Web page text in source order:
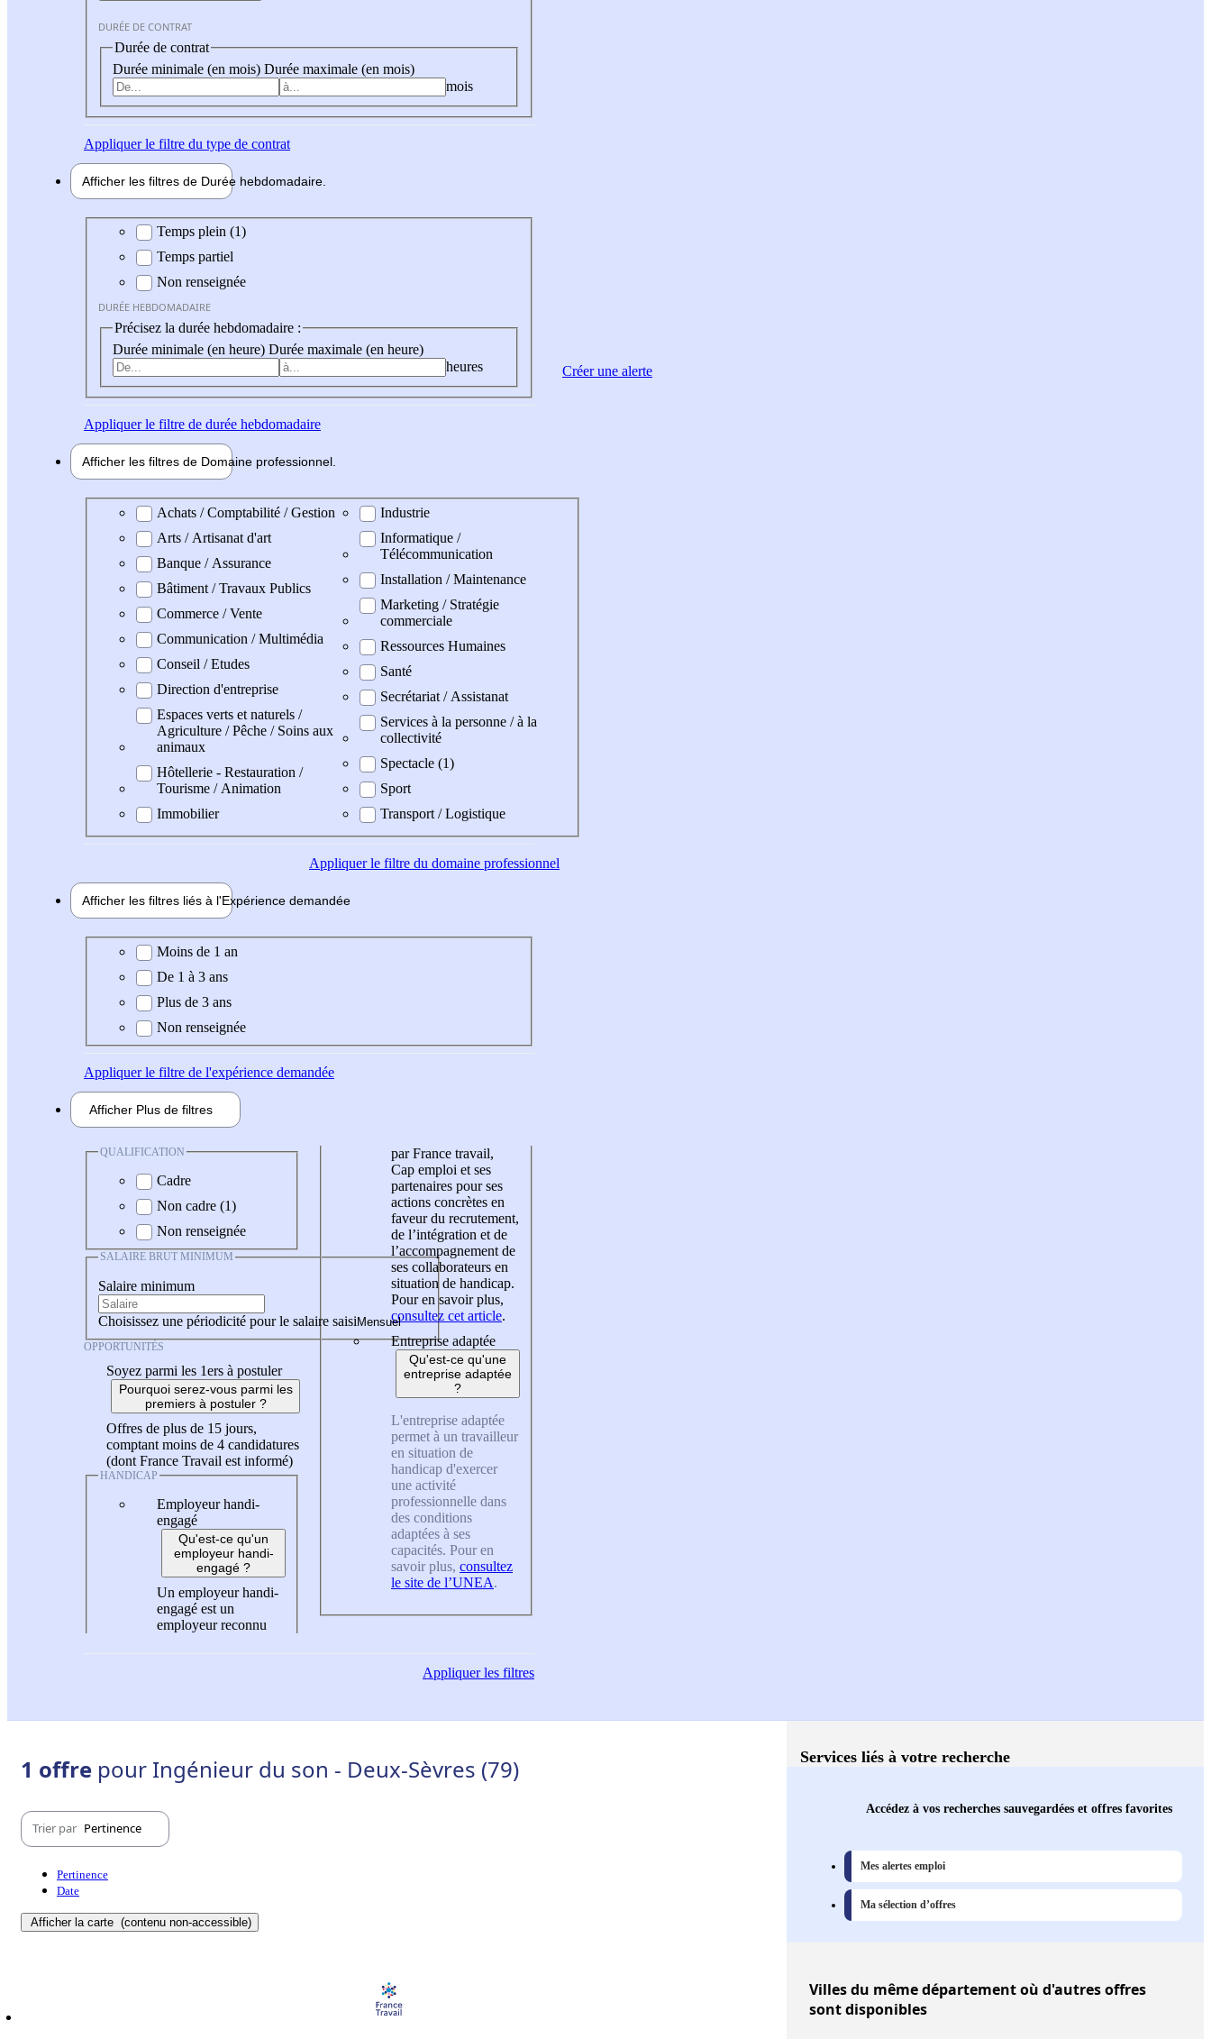
DURÉE DE CONTRAT
Durée de contrat
Durée minimale (en mois) Durée maximale (en mois)
mois
Appliquerle filtre du type de contrat
Afficher les filtres de Durée hebdomadaire
Durée hebdomadaire
Temps plein (1)
Temps partiel
Non renseignée
DURÉE HEBDOMADAIRE
Précisez la durée hebdomadaire :
Durée minimale (en heure) Durée maximale (en heure)
heures
Appliquerle filtre de durée hebdomadaire
Afficher les filtres de Domaine professionnel
Domaine professionel
Achats / Comptabilité / Gestion
Arts / Artisanat d'art
Banque / Assurance
Bâtiment / Travaux Publics
Commerce / Vente
Communication / Multimédia
Conseil / Etudes
Direction d'entreprise
Espaces verts et naturels /
Agriculture / Pêche / Soins aux
animaux
Hôtellerie - Restauration /
Tourisme / Animation
Immobilier
Industrie
Informatique /
Télécommunication
Installation / Maintenance
Marketing / Stratégie
commerciale
Ressources Humaines
Santé
Secrétariat / Assistanat
Services à la personne / à la
collectivité
Spectacle (1)
Sport
Transport / Logistique
Appliquerle filtre du domaine professionnel
Afficher les filtres liés à l'Expérience demandée
Expérience demandée
Moins de 1 an
De 1 à 3 ans
Plus de 3 ans
Non renseignée
Appliquerle filtre de l'expérience demandée
Afficher Plus de filtres
QUALIFICATION
Cadre
Non cadre (1)
Non renseignée
SALAIRE BRUT MINIMUM
Salaire minimum
Choisissez une périodicité pour le salaire saisi
OPPORTUNITÉS
Soyez parmi les 1ers à postuler
Pourquoi serez-vous parmi les
premiers à postuler ?
Offres de plus de 15 jours,
comptant moins de 4 candidatures
(dont France Travail est informé)
HANDICAP
Employeur handi-
engagé
Qu'est-ce qu'un
employeur handi-
engagé ?
Un employeur handi-
engagé est un
employeur reconnu
par France travail,
Cap emploi et ses
partenaires pour ses
actions concrètes en
faveur du recrutement,
de l’intégration et de
l’accompagnement de
ses collaborateurs en
situation de handicap.
Pour en savoir plus,
consultez cet article.
Entreprise adaptée
Qu'est-ce qu'une
entreprise adaptée
?
L'entreprise adaptée
permet à un travailleur
en situation de
handicap d'exercer
une activité
professionnelle dans
des conditions
adaptées à ses
capacités. Pour en
savoir plus, consultez
le site de l’UNEA.
Appliquerles filtres
Créer une alerte
1 offre pour Ingénieur du son - Deux-Sèvres (79)
Trier par Pertinence
Pertinence
Date
Afficher la carte (contenu non-accessible)
Services liés à votre recherche
Accédez à vos recherches sauvegardées et offres favorites
Mes alertes emploi
Ma sélection d’offres
Villesdu même département où d'autres offres
sont disponibles